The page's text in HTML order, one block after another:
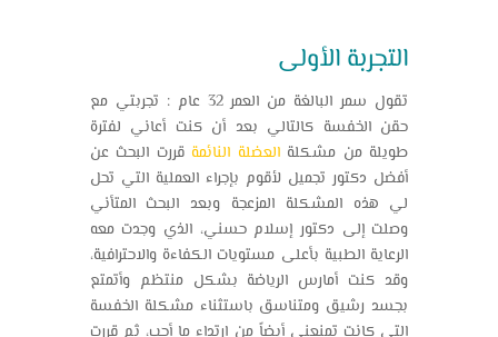
التجربة الأولى
تقول سمر البالغة من العمر 32 عام :
تجربتي مع
حقن الخفسة كالتالي بعد أن كنت أعاني لفترة
طويلة من مشكلةالعضلة النائمة قررت البحث عن
أفضل دكتور تجميل لأقوم بإجراء العملية التي تحل
لي هذه المشكلة المزعجة وبعد البحث المتأني
وصلت إلى دكتور إسلام حسني، الذي وجدت معه
الرعاية الطبية بأعلى مستويات الكفاءة والاحترافية،
وقد كنت أمارس الرياضة بشكل منتظم وأتمتع
بجسد رشيق ومتناسق باستثناء مشكلة الخفسة